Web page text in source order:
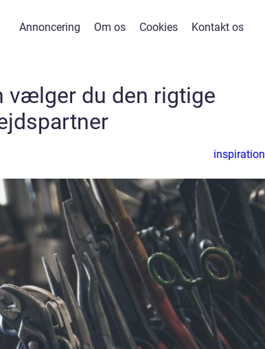
Annoncering Om os Cookies Kontakt os
vælger du den rigtige
inspiration